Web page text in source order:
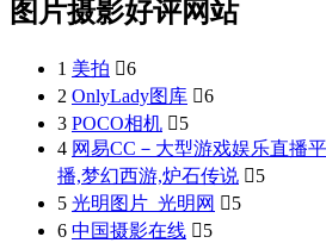
图片摄影好评网站
1 美拍 6
2 OnlyLady图库 6
3 POCO相机 5
4 网易CC－大型游戏娱乐直播
播,梦幻西游,炉石传说 5
5 光明图片_光明网 5
6 中国摄影在线 5